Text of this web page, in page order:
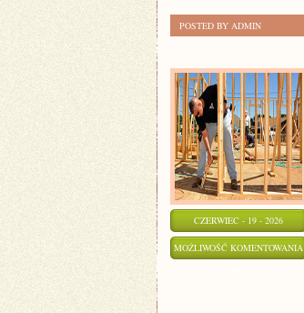
POSTED BY ADMIN
CZERWIEC - 19 - 2026
MOŻLIWOŚĆ KOMENTOWANIA